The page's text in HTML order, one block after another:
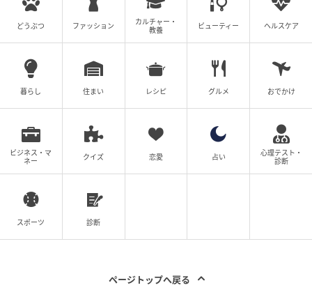
どうぶつ ファッション
カルチャー・
教養
ビューティー ヘルスケア
暮らし 住まい レシピ グルメ おでかけ
ビジネス・マ
ネー
クイズ 恋愛 占い
心理テスト・
診断
スポーツ 診断
ページトップへ戻る